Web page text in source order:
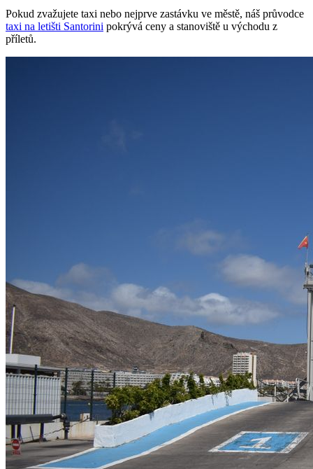
Pokud zvažujete taxi nebo nejprve zastávku ve městě, náš průvodce
taxi na letišti Santorini pokrývá ceny a stanoviště u východu z
příletů.